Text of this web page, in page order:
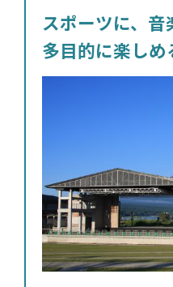
スポーツに、音
多目的に楽しめ